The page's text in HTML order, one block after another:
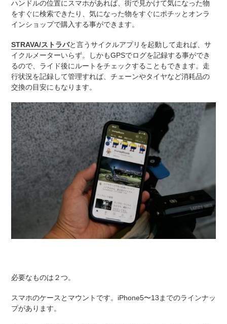
ハンドルの位置にスマホがあれば、街で見かけて気になった物
をすぐに検索できたり、気になった物をすぐにポチッとオンラ
インショップで購入する事ができます。
STRAVA/ストラバと言うサイクルアプリを起動して走れば、サ
イクルメーターいらず。しかもGPSでログを記録する事ができ
るので、ライド後にルートをチェックすることもできます。走
行状況を記録して管理すれば、チェーンやタイヤなど消耗品の
交換の目安にもなります。
必要なものは２つ。
スマホのケースとマウントです。iPhone5〜13までのラインナッ
プがあります。